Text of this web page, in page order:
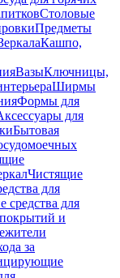
Столовые
Предметы
Кашпо,
ВазыКлючницы,
Ширмы
Формы для
для
Бытовая
Чистящие
для
средства для
и
за